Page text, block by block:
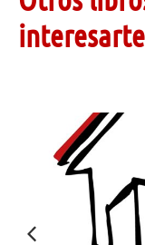
interesarte